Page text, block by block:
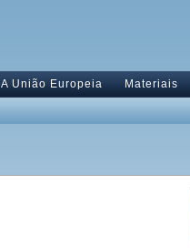
A União Europeia Materiais